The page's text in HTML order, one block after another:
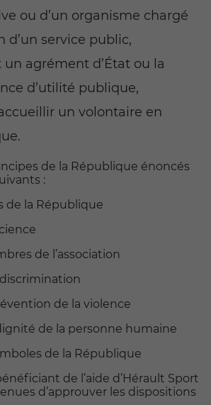
ou d’un organisme chargé
d’un service public,
agrément d’État ou la
d’utilité publique,
un volontaire en
de la République énoncés
:
de la République
de l’association
de la violence
de la personne humaine
de la République
de l’aide d’Hérault Sport
d’approuver les dispositions